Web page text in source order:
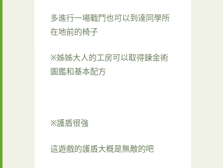
多進行一場戰鬥也可以到達同學所
在地前的椅子
※姊姊大人的工房可以取得鍊金術
圖鑑和基本配方
※護盾很強
這遊戲的護盾大概是無敵的吧